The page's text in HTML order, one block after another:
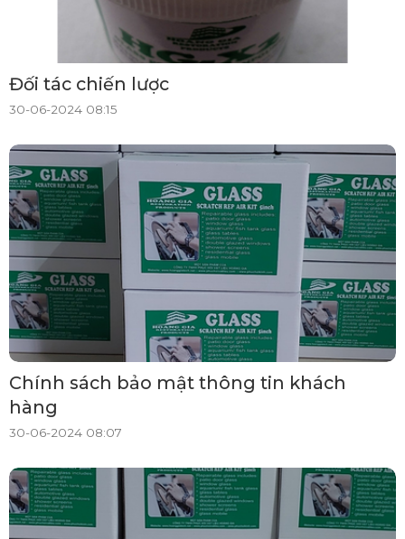
Đối tác chiến lược
30-06-2024 08:15
Chính sách bảo mật thông tin khách
hàng
30-06-2024 08:07